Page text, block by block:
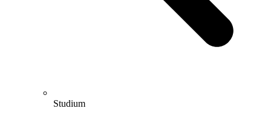
Studium